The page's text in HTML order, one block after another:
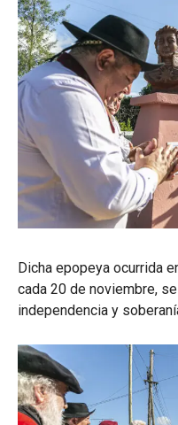
Dicha epopeya ocurrida
cada 20 de noviembre,
independencia y